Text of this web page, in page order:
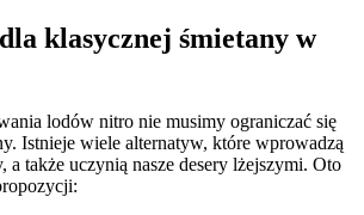
klasycznej śmietany w
lodów nitro nie musimy ograniczać ⁢się
⁤Istnieje ‌wiele alternatyw, które wprowadzą​
‌a także uczynią nasze desery lżejszymi. Oto